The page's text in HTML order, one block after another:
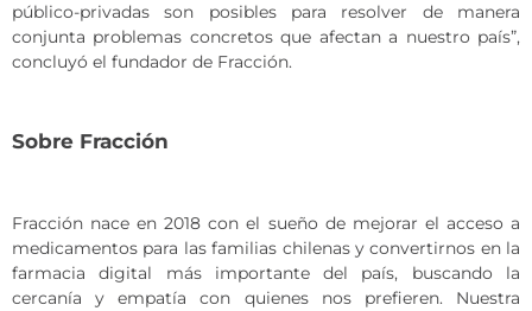
público-privadas son posibles para resolver de manera
conjunta problemas concretos que afectan a nuestro país”,
concluyó el fundador de Fracción.
Sobre Fracción
Fracción nace en 2018 con el sueño de mejorar el acceso a
medicamentos para las familias chilenas y convertirnos en la
farmacia digital más importante del país, buscando la
cercanía y empatía con quienes nos prefieren. Nuestra